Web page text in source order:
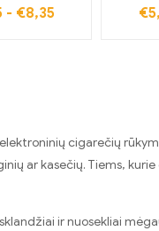
kiekiais
- €8,35 €
cigarečių
ar kasečių. Tiems,
ir nuosekliai